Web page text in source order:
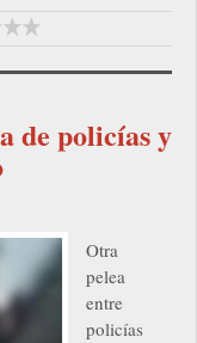
de policías y
Otra
pelea
entre
policías